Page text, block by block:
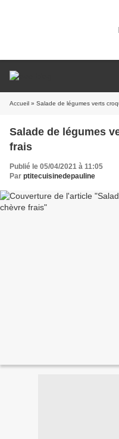
Accueil » Salade de légumes verts
Salade de légumes
frais
Publié le 05/04/2021 à 11:05
Par ptitecuisinedepauline